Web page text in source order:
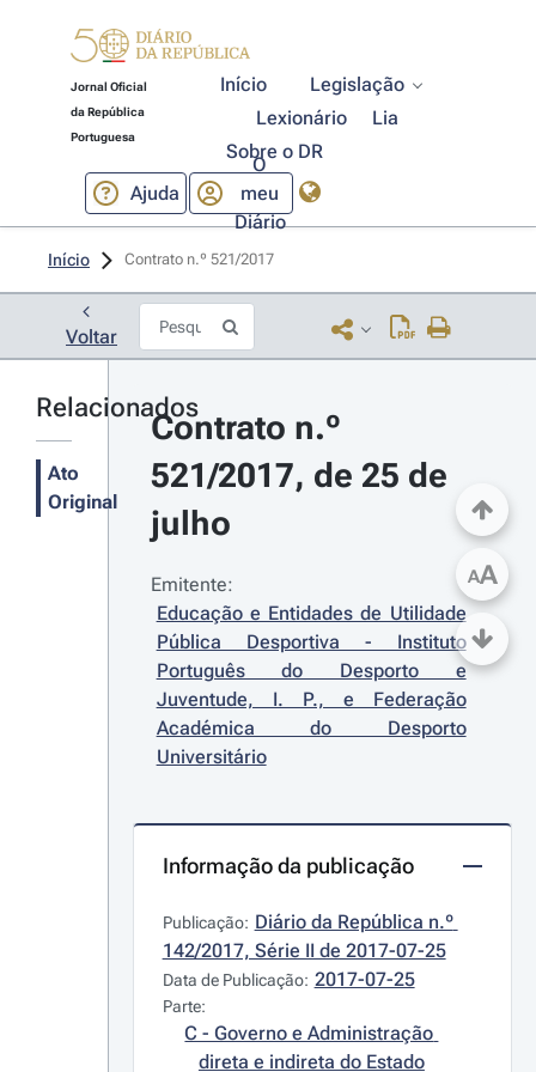
Jornal Oficial
da República
Portuguesa
Início
Legislação
Lexionário
Lia
Sobre o DR
Ajuda
O
meu
Diário
Início Contrato n.º 521/2017
Voltar
Relacionados
Ato
Original
Contrato n.º
521/2017, de 25 de
julho
Emitente:
Educação e Entidades de Utilidade
Pública Desportiva - Instituto
Português do Desporto e
Juventude, I. P., e Federação
Académica do Desporto
Universitário
Informação da publicação
Publicação: Diário da República n.º
142/2017, Série II de 2017-07-25
Data de Publicação: 2017-07-25
Parte:
C - Governo e Administração
direta e indireta do Estado
AA